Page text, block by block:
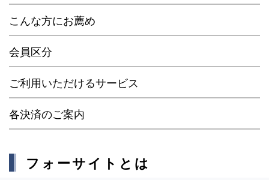
こんな方にお薦め
会員区分
ご利用いただけるサービス
各決済のご案内
フォーサイトとは